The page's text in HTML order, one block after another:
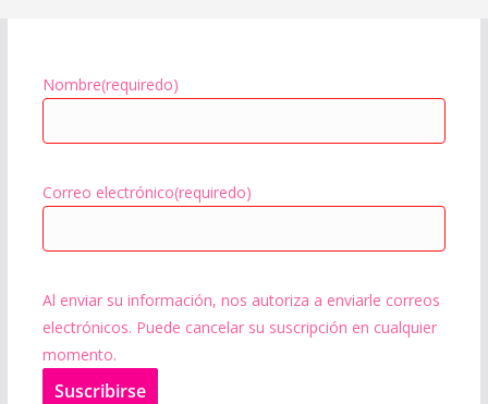
Nombre(requiredo)
Correo electrónico(requiredo)
Al enviar su información, nos autoriza a enviarle correos
electrónicos. Puede cancelar su suscripción en cualquier
momento.
Suscribirse